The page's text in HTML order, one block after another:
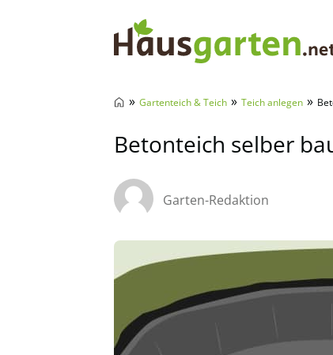
» Gartenteich & Teich » Teich anlegen »
Betonteich selber
Garten-Redaktion